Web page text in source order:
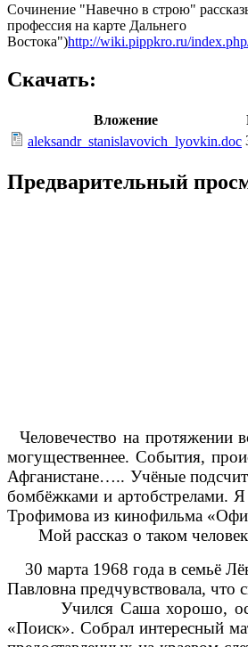
Сочинение "Навечно в строю"
профессия на карте Дальнего
Востока")http://wiki.pippkro.ru/
Скачать:
Вложение
aleksandr_stanislavovich_lyovkin.doc
Предварительный
Человечество на протяжении
могущественнее. События,
Афганистане….. Учёные
бомбёжками и артобстрелами.
Трофимова из кинофильма
Мой рассказ о таком
30 марта 1968 года в семьё
Павловна предчувствовала,
Учился Саша хорошо,
«Поиск». Собрал интересный